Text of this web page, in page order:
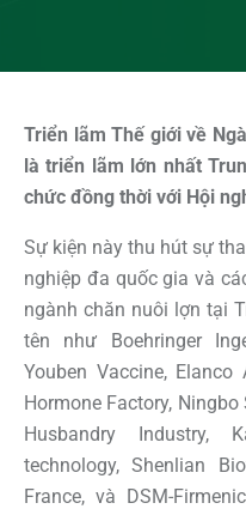
Triển lãm Thế giới về
là triển lãm lớn nhất
chức đồng thời với Hội
Sự kiện này thu hút sự
nghiệp đa quốc gia và
ngành chăn nuôi lợn tại
tên như Boehringer
Youben Vaccine,
Hormone Factory,
Husbandry Industry,
technology, Shenlian
France, và DSM-